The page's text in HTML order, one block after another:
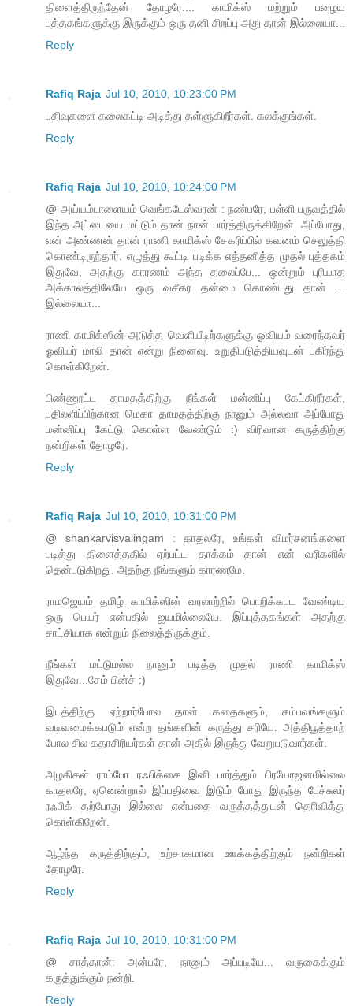
திளைத்திருந்தேன் தோழரே.... காமிக்ஸ் மற்றும் பழைய
புத்தகங்களுக்கு இருக்கும் ஒரு தனி சிறப்பு அது தான் இல்லையா...
Reply
Rafiq Raja Jul 10, 2010, 10:23:00 PM
பதிவுகளை கலைகட்டி அடித்து தள்ளுகிறீர்கள். கலக்குங்கள்.
Reply
Rafiq Raja Jul 10, 2010, 10:24:00 PM
@ அய்யம்பாளையம் வெங்கடேஸ்வரன் : நண்பரே, பள்ளி பருவத்தில்
இந்த அட்டையை மட்டும் தான் நான் பார்த்திருக்கிறேன். அப்போது,
என் அண்ணன் தான் ராணி காமிக்ஸ் சேகரிப்பில் கவனம் செலுத்தி
கொண்டிருந்தார். எழுத்து கூட்டி படிக்க எத்தனித்த முதல் புத்தகம்
இதுவே, அதற்கு காரணம் அந்த தலைப்பே... ஒன்றும் புரியாத
அக்காலத்திலேயே ஒரு வசீகர தன்மை கொண்டது தான் ...
இல்லையா...
ராணி காமிக்ஸின் அடுத்த வெளியீடிற்களுக்கு ஓவியம் வரைந்தவர்
ஓவியர் மாலி தான் என்று நினைவு. உறுதிபடுத்தியவுடன் பகிர்ந்து
கொள்கிறேன்.
பிண்ணூட்ட தாமதத்திற்கு நீங்கள் மன்னிப்பு கேட்கிறீர்கள்,
பதிலளிப்பிற்கான மெகா தாமதத்திற்கு நானும் அல்லவா அப்போது
மன்னிப்பு கேட்டு கொள்ள வேண்டும் :) விரிவான கருத்திற்கு
நன்றிகள் தோழரே.
Reply
Rafiq Raja Jul 10, 2010, 10:31:00 PM
@ shankarvisvalingam : காதலரே, உங்கள் விமர்சனங்களை
படித்து திளைத்ததில் ஏற்பட்ட தாக்கம் தான் என் வரிகளில்
தென்படுகிறது. அதற்கு நீங்களும் காரணமே.
ராமஜெயம் தமிழ் காமிக்ஸின் வரலாற்றில் பொறிக்கபட வேண்டிய
ஒரு பெயர் என்பதில் ஐயமில்லையே. இப்புத்தகங்கள் அதற்கு
சாட்சியாக என்றும் நிலைத்திருக்கும்.
நீங்கள் மட்டுமல்ல நானும் படித்த முதல் ராணி காமிக்ஸ்
இதுவே...சேம் பின்ச் :)
இடத்திற்கு ஏற்றார்போல தான் கதைகளும், சம்பவங்களும்
வடிவமைக்கபடும் என்ற தங்களின் கருத்து சரியே. அத்திபூத்தாற்
போல சில கதாசிரியர்கள் தான் அதில் இருந்து வேறுபடுவார்கள்.
அழகிகள் ராம்போ ரஃபிக்கை இனி பார்த்தும் பிரயோஜனமில்லை
காதலரே, ஏனென்றால் இப்பதிவை இடும் போது இருந்த பேச்சுலர்
ரஃபிக் தற்போது இல்லை என்பதை வருத்தத்துடன் தெரிவித்து
கொள்கிறேன்.
ஆழ்ந்த கருத்திற்கும், உற்சாகமான ஊக்கத்திற்கும் நன்றிகள்
தோழரே.
Reply
Rafiq Raja Jul 10, 2010, 10:31:00 PM
@ சாத்தான்: அன்பரே, நானும் அப்படியே... வருகைக்கும்
கருத்துக்கும் நன்றி.
Reply